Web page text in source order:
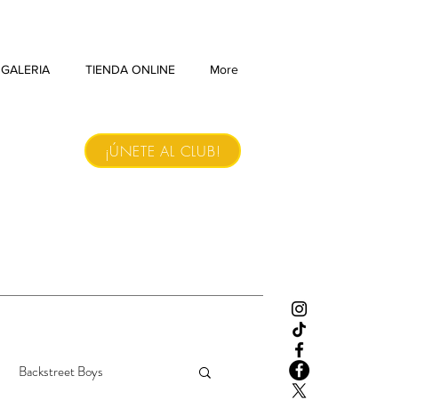
GALERIA TIENDA ONLINE More
¡ÚNETE AL CLUB!
Backstreet Boys